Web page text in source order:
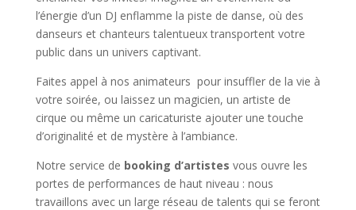
l’énergie d’un DJ enflamme la piste de danse, où des
danseurs et chanteurs talentueux transportent votre
public dans un univers captivant.
Faites appel à nos animateurs pour insuffler de la vie à
votre soirée, ou laissez un magicien, un artiste de
cirque ou même un caricaturiste ajouter une touche
d’originalité et de mystère à l’ambiance.
Notre service de booking d’artistes vous ouvre les
portes de performances de haut niveau : nous
travaillons avec un large réseau de talents qui se feront